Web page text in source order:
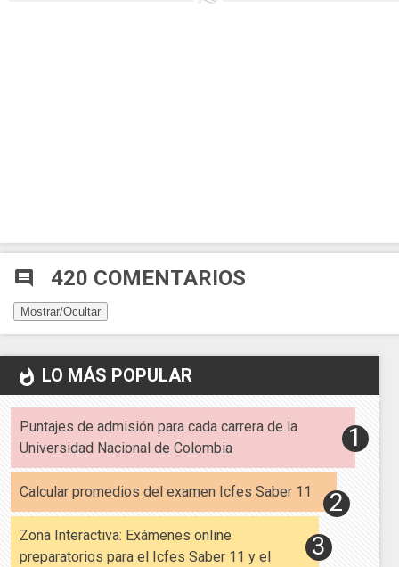
comment 420 COMENTARIOS
Mostrar/Ocultar
whatshot LO MÁS POPULAR
Puntajes de admisión para cada carrera de la
Universidad Nacional de Colombia
Calcular promedios del examen Icfes Saber 11
Zona Interactiva: Exámenes online
preparatorios para el Icfes Saber 11 y el